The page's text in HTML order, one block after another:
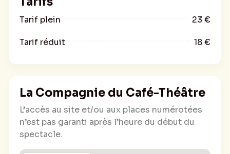
Tarif plein 23 €
Tarif réduit 18 €
La Compagnie du Café-Théâtre
L’accès au site et/ou aux places numérotées
n’est pas garanti après l’heure du début du
spectacle.